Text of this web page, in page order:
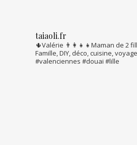
taiaoli.fr
🌵Valérie 👨‍👩‍👧‍👧Maman de 2
Famille, DIY, déco, cuisine,
#valenciennes #douai #lille